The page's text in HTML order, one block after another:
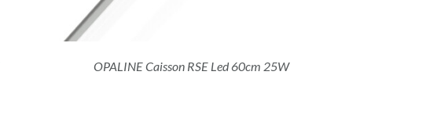
OPALINE Caisson RSE Led 60cm 25W